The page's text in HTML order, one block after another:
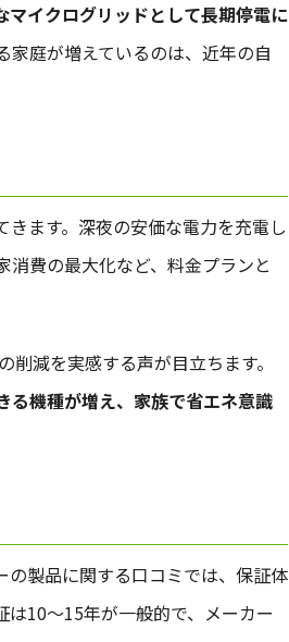
イクログリッドとして長期停電に
家庭が増えているのは、近年の自
ます。深夜の安価な電力を充電し
費の最大化など、料金プランと
減を実感する声が目立ちます。
る機種が増え、家族で省エネ意識
製品に関する口コミでは、保証体
10〜15年が一般的で、メーカー